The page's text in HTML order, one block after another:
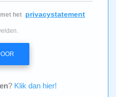
het privacystatement
? Klik dan hier!